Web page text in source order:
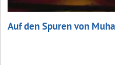
Auf den Spuren von